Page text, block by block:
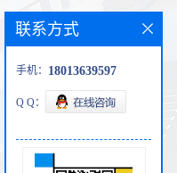
联系方式
手机： 18013639597
Q Q：